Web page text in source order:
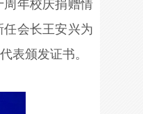
年校庆捐赠情
会长王安兴为
表颁发证书。